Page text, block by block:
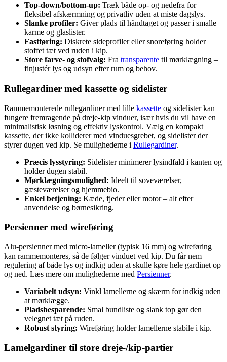
Top-down/bottom-up: Træk både op- og nedefra for
fleksibel afskærmning og privatliv uden at miste dagslys.
Slanke profiler: Giver plads til håndtaget og passer i smalle
karme og glaslister.
Fastføring: Diskrete sideprofiler eller snoreføring holder
stoffet tæt ved ruden i kip.
Store farve- og stofvalg: Fra transparente til mørklægning –
finjustér lys og udsyn efter rum og behov.
Rullegardiner med kassette og sidelister
Rammemonterede rullegardiner med lille kassette og sidelister kan
fungere fremragende på dreje-kip vinduer, især hvis du vil have en
minimalistisk løsning og effektiv lyskontrol. Vælg en kompakt
kassette, der ikke kolliderer med vinduesgrebet, og sidelister der
styrer dugen ved kip. Se mulighederne i Rullegardiner.
Præcis lysstyring: Sidelister minimerer lysindfald i kanten og
holder dugen stabil.
Mørklægningsmulighed: Ideelt til soveværelser,
gæsteværelser og hjemmebio.
Enkel betjening: Kæde, fjeder eller motor – alt efter
anvendelse og børnesikring.
Persienner med wireføring
Alu-persienner med micro-lameller (typisk 16 mm) og wireføring
kan rammemonteres, så de følger vinduet ved kip. Du får nem
regulering af både lys og indkig uden at skulle køre hele gardinet op
og ned. Læs mere om mulighederne med Persienner.
Variabelt udsyn: Vinkl lamellerne og skærm for indkig uden
at mørklægge.
Pladsbesparende: Smal bundliste og slank top gør den
velegnet tæt på ruden.
Robust styring: Wireføring holder lamellerne stabile i kip.
Lamelgardiner til store dreje-/kip-partier